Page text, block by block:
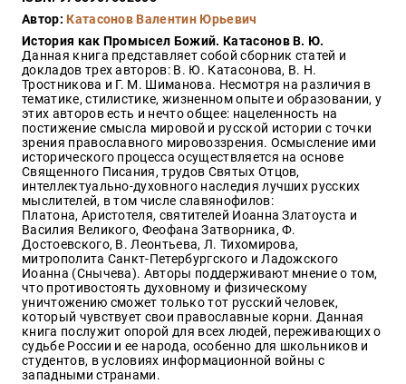
Автор: Катасонов Валентин Юрьевич
История как Промысел Божий. Катасонов В. Ю.
Данная книга представляет собой сборник статей и
докладов трех авторов: В. Ю. Катасонова, В. Н.
Тростникова и Г. М. Шиманова. Несмотря на различия в
тематике, стилистике, жизненном опыте и образовании, у
этих авторов есть и нечто общее: нацеленность на
постижение смысла мировой и русской истории с точки
зрения православного мировоззрения. Осмысление ими
исторического процесса осуществляется на основе
Священного Писания, трудов Святых Отцов,
интеллектуально-духовного наследия лучших русских
мыслителей, в том числе славянофилов:
Платона, Аристотеля, святителей Иоанна Златоуста и
Василия Великого, Феофана Затворника, Ф.
Достоевского, В. Леонтьева, Л. Тихомирова,
митрополита Санкт-Петербургского и Ладожского
Иоанна (Снычева). Авторы поддерживают мнение о том,
что противостоять духовному и физическому
уничтожению сможет только тот русский человек,
который чувствует свои православные корни. Данная
книга послужит опорой для всех людей, переживающих о
судьбе России и ее народа, особенно для школьников и
студентов, в условиях информационной войны с
западными странами.
Красота
и
здоровье
Оптовикам
Авторам
Контакты
Мероприятия
+7(499)
350-17-
79
Москва
pochta@den-
magazin.ru